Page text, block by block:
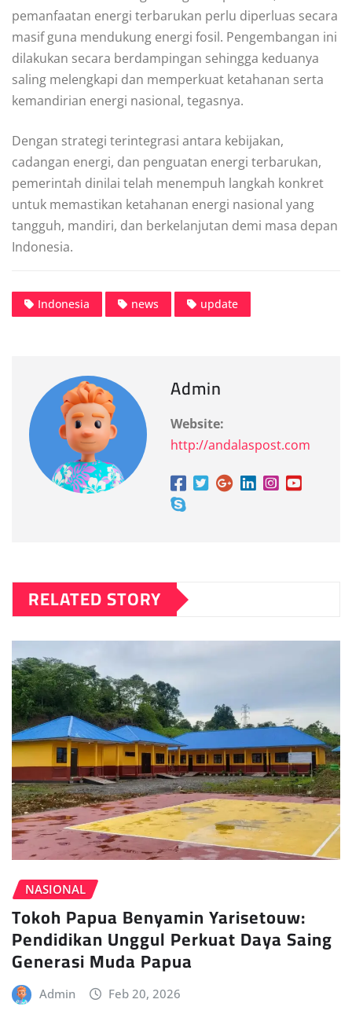
pemanfaatan energi terbarukan perlu diperluas secara
masif guna mendukung energi fosil. Pengembangan ini
dilakukan secara berdampingan sehingga keduanya
saling melengkapi dan memperkuat ketahanan serta
kemandirian energi nasional, tegasnya.
Dengan strategi terintegrasi antara kebijakan,
cadangan energi, dan penguatan energi terbarukan,
pemerintah dinilai telah menempuh langkah konkret
untuk memastikan ketahanan energi nasional yang
tangguh, mandiri, dan berkelanjutan demi masa depan
Indonesia.
Indonesia news update
Admin
Website:
http://andalaspost.com
RELATED STORY
NASIONAL
Tokoh Papua Benyamin Yarisetouw:
Pendidikan Unggul Perkuat Daya Saing
Generasi Muda Papua
Admin Feb 20, 2026